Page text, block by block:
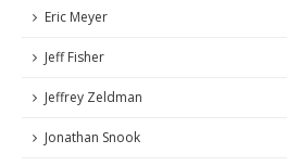
Eric Meyer
Jeff Fisher
Jeffrey Zeldman
Jonathan Snook